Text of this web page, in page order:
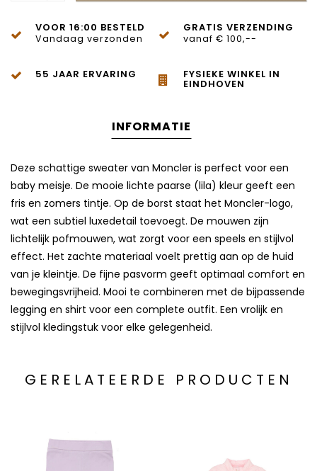
VOOR 16:00 BESTELD
Vandaag verzonden
GRATIS VERZENDING
vanaf € 100,--
55 JAAR ERVARING FYSIEKE WINKEL IN
EINDHOVEN
INFORMATIE
Deze schattige sweater van Moncler is perfect voor een
baby meisje. De mooie lichte paarse (lila) kleur geeft een
fris en zomers tintje. Op de borst staat het Moncler-logo,
wat een subtiel luxedetail toevoegt. De mouwen zijn
lichtelijk pofmouwen, wat zorgt voor een speels en stijlvol
effect. Het zachte materiaal voelt prettig aan op de huid
van je kleintje. De fijne pasvorm geeft optimaal comfort en
bewegingsvrijheid. Mooi te combineren met de bijpassende
legging en shirt voor een complete outfit. Een vrolijk en
stijlvol kledingstuk voor elke gelegenheid.
GERELATEERDE PRODUCTEN